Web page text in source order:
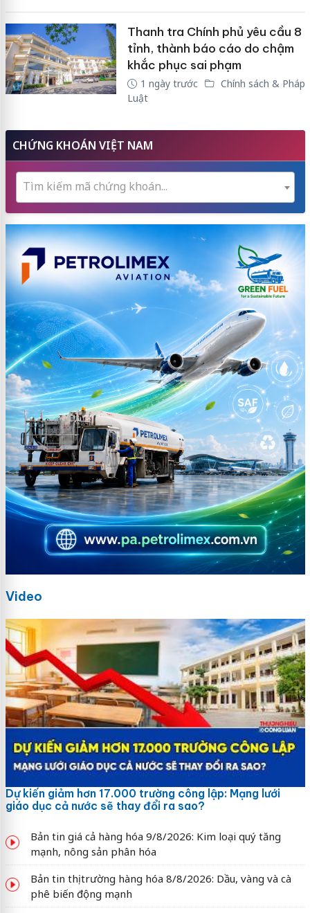
Thanh tra Chính phủ yêu cầu 8
tỉnh, thành báo cáo do chậm
khắc phục sai phạm
1 ngày trước
Chính sách & Pháp
Luật
CHỨNG KHOÁN VIỆT NAM
Tìm kiếm mã chứng khoán...
Video
Dự kiến giảm hơn 17.000 trường công lập: Mạng lưới
giáo dục cả nước sẽ thay đổi ra sao?
Bản tin giá cả hàng hóa 9/8/2026: Kim loại quý tăng
mạnh, nông sản phân hóa
Bản tin thị trường hàng hóa 8/8/2026: Dầu, vàng và cà
phê biến động mạnh